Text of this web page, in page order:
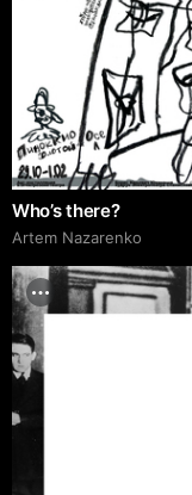
Who’s there?
Artem Nazarenko